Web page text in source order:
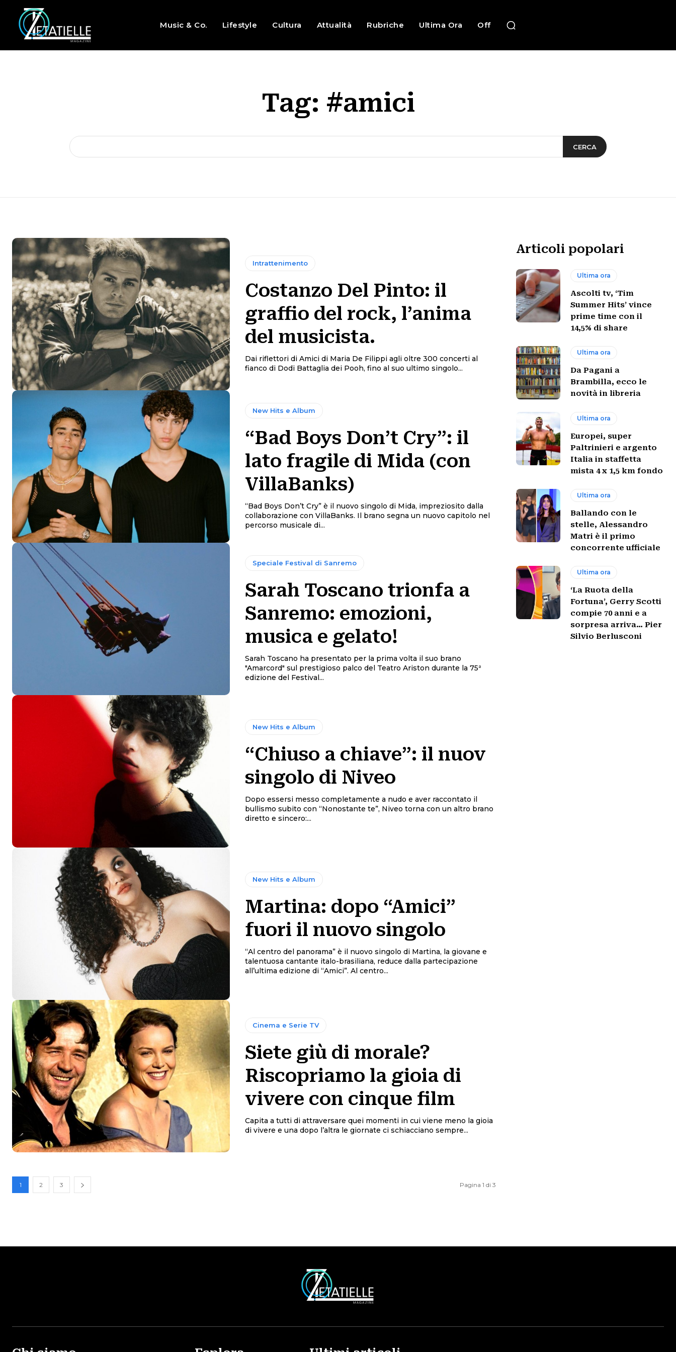
Music & Co. Lifestyle Cultura Attualità Rubriche Ultima Ora Off
Tag: #amici
CERCA
Intrattenimento
Costanzo Del Pinto: il
graffio del rock, l’anima
del musicista.
Dai riflettori di Amici di Maria De Filippi agli oltre 300 concerti al
fianco di Dodi Battaglia dei Pooh, fino al suo ultimo singolo...
New Hits e Album
“Bad Boys Don’t Cry”: il
lato fragile di Mida (con
VillaBanks)
“Bad Boys Don’t Cry” è il nuovo singolo di Mida, impreziosito dalla
collaborazione con VillaBanks. Il brano segna un nuovo capitolo nel
percorso musicale di...
Speciale Festival di Sanremo
Sarah Toscano trionfa a
Sanremo: emozioni,
musica e gelato!
Sarah Toscano ha presentato per la prima volta il suo brano
"Amarcord" sul prestigioso palco del Teatro Ariston durante la 75ª
edizione del Festival...
New Hits e Album
“Chiuso a chiave”: il nuov
singolo di Niveo
Dopo essersi messo completamente a nudo e aver raccontato il
bullismo subito con “Nonostante te”, Niveo torna con un altro brano
diretto e sincero:...
New Hits e Album
Martina: dopo “Amici”
fuori il nuovo singolo
“Al centro del panorama” è il nuovo singolo di Martina, la giovane e
talentuosa cantante italo-brasiliana, reduce dalla partecipazione
all’ultima edizione di “Amici”. Al centro...
Cinema e Serie TV
Siete giù di morale?
Riscopriamo la gioia di
vivere con cinque film
Capita a tutti di attraversare quei momenti in cui viene meno la gioia
di vivere e una dopo l’altra le giornate ci schiacciano sempre...
1 2 3 Pagina 1 di 3
Articoli popolari
Ultima ora
Ascolti tv, ‘Tim
Summer Hits’ vince
prime time con il
14,5% di share
Ultima ora
Da Pagani a
Brambilla, ecco le
novità in libreria
Ultima ora
Europei, super
Paltrinieri e argento
Italia in staffetta
mista 4 x 1,5 km fondo
Ultima ora
Ballando con le
stelle, Alessandro
Matri è il primo
concorrente ufficiale
Ultima ora
‘La Ruota della
Fortuna’, Gerry Scotti
compie 70 anni e a
sorpresa arriva… Pier
Silvio Berlusconi